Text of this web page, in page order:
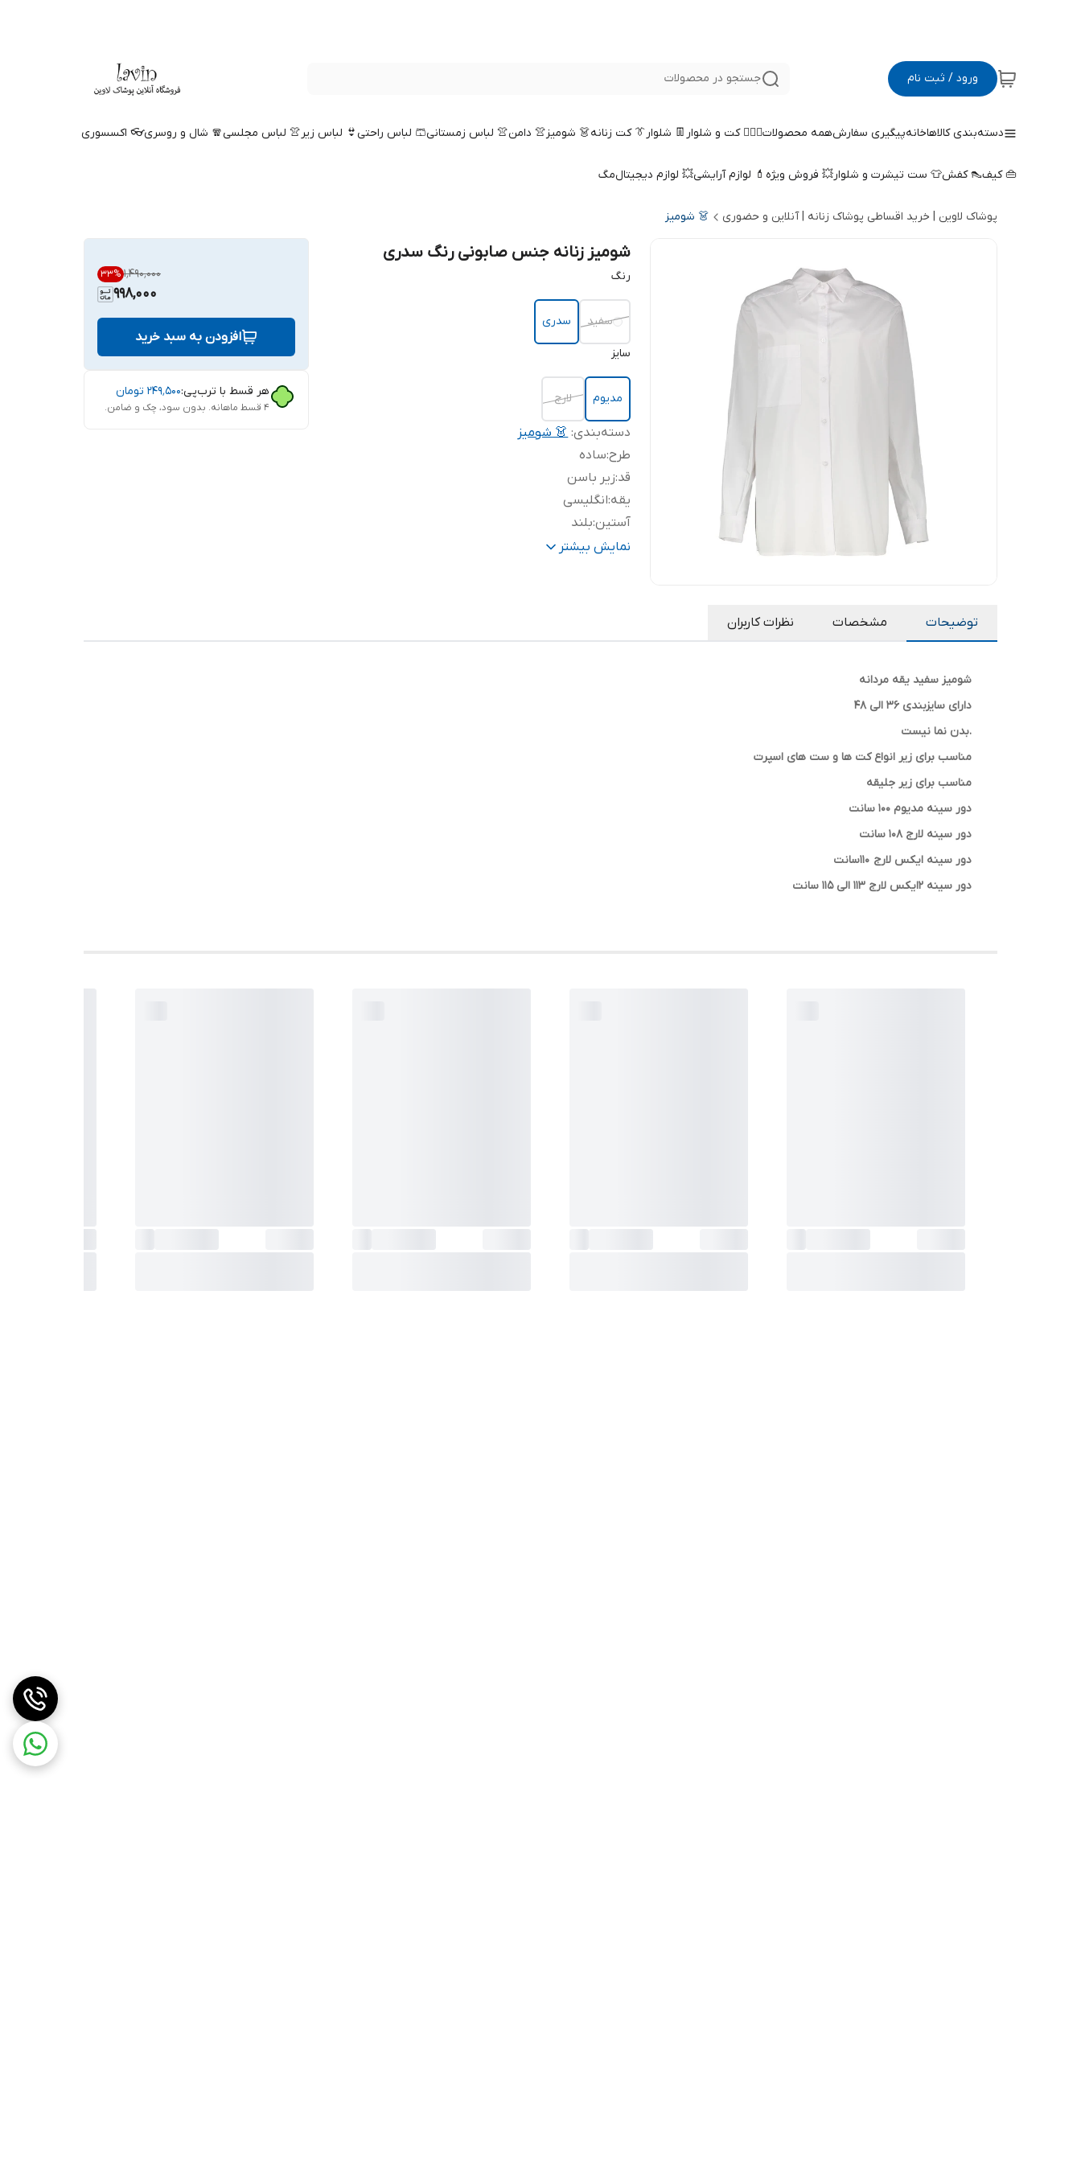
ورود / ثبت نام جستجو در محصولات
دسته‌بندی کالاهاخانهپیگیری سفارشهمه محصولات🤵🏻‍♀️ کت و شلوار 👖 شلوار👔 کت زنانه👗 شومیز👚 دامن👚 لباس زمستانی🩳 لباس راحتی👙 لباس زیر👚 لباس مجلسی🧣 شال و روسری👓 اکسسوری
👜 کیف👠 کفش👕 ست تیشرت و شلوار💥 فروش ویژه 💄 لوازم آرایشی💥 لوازم دیجیتالمگ
پوشاک لاوین | خرید اقساطی پوشاک زنانه | آنلاین و حضوری 👗 شومیز
شومیز زنانه جنس صابونی رنگ سدری
رنگ
سفید سدری
سایز
مدیوم لارج
دسته‌بندی:👗 شومیز
طرح:ساده
قد:زیر باسن
یقه:انگلیسی
آستین:بلند
مورد استفاده: روزمره نمایش بیشتر
۱٬۴۹۰٬۰۰۰ 33%
998,000
افزودن به سبد خرید
هر قسط با ترب‌پی:۲۴۹٬۵۰۰ تومان
۴ قسط ماهانه. بدون سود، چک و ضامن.
توضیحات مشخصات نظرات کاربران
شومیز سفید یقه مردانه
دارای سایزبندی 36 الی 48
.بدن نما نیست
مناسب برای زیر انواع کت ها و ست های اسپرت
مناسب برای زیر جلیقه
دور سینه مدیوم 100 سانت
دور سینه لارج 108 سانت
دور سینه ایکس لارج 110سانت
دور سینه 2ایکس لارج 113 الی 115 سانت